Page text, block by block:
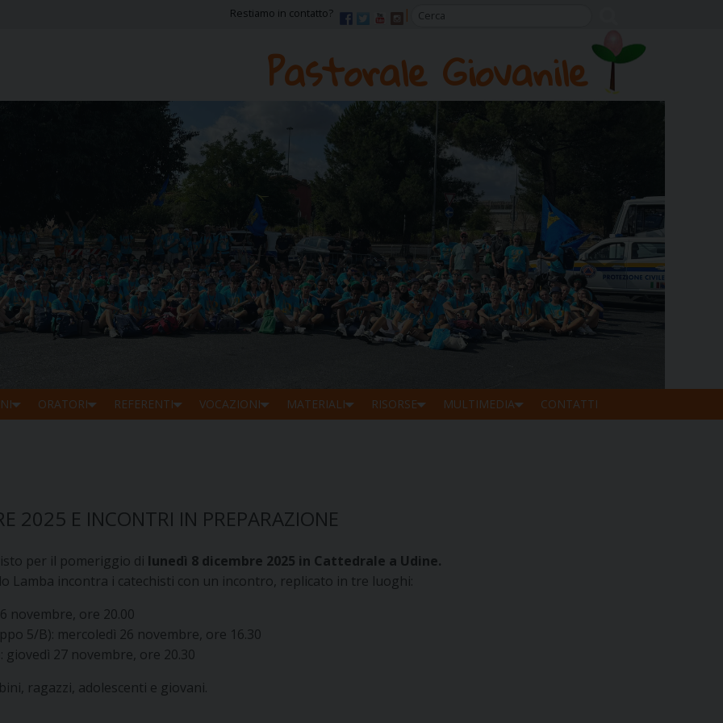
Restiamo in contatto?
Pastorale Giovanile
ORATORI REFERENTI VOCAZIONI MATERIALI RISORSE MULTIMEDIA CONTATTI
2025 E INCONTRI IN PREPARAZIONE
per il pomeriggio di lunedì 8 dicembre 2025 in Cattedrale a Udine.
Lamba incontra i catechisti con un incontro, replicato in tre luoghi:
novembre, ore 20.00
5/B): mercoledì 26 novembre, ore 16.30
27 novembre, ore 20.30
ragazzi, adolescenti e giovani.